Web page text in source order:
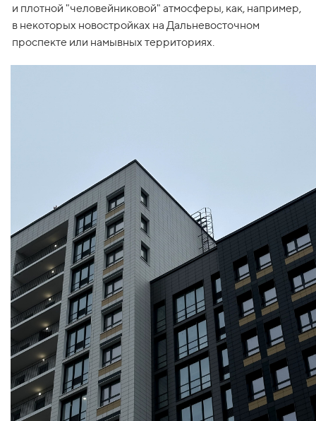
и плотной "человейниковой" атмосферы, как, например,
в некоторых новостройках на Дальневосточном
проспекте или намывных территориях.